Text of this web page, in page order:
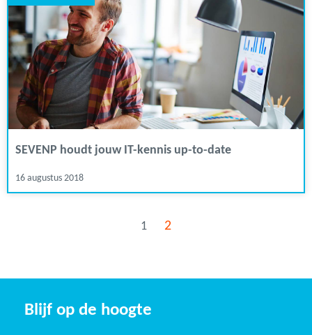
SEVENP houdt jouw IT-kennis up-to-date
16 augustus 2018
1 2
Blijf op de hoogte